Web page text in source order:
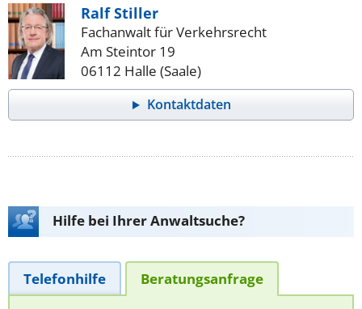
Ralf Stiller
Fachanwalt für Verkehrsrecht
Am Steintor 19
06112 Halle (Saale)
Kontaktdaten
Hilfe bei Ihrer Anwaltsuche?
Telefonhilfe Beratungsanfrage